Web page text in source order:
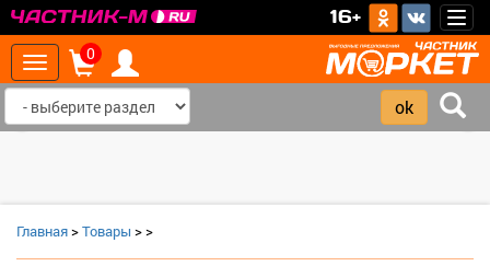
16+
Toggle
navigation
0
Главная>Товары >>
‹ ›